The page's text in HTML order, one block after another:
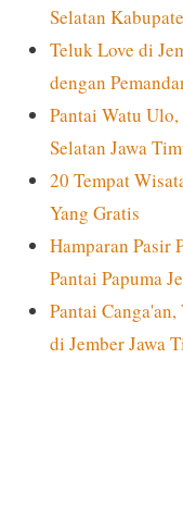
Selatan
Teluk Love di
dengan
Pantai Watu
Selatan Jawa
20 Tempat
Yang Gratis
Hamparan Pasir
Pantai Papuma
Pantai
di Jember Jawa